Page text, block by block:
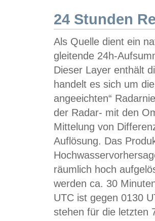
24 Stunden
Als Quelle dient ein
gleitende 24h-
Dieser Layer enthält
handelt es sich um
angeeichten“
der Radar- mit den
Mittelung von
Auflösung. Das
räumlich hoch
werden ca. 30
UTC ist gegen 0130
stehen für die letzten